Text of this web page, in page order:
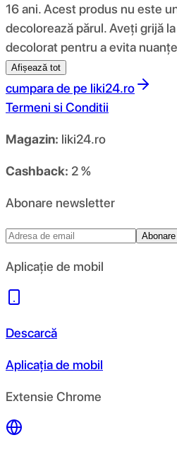
16 ani. Acest produs nu este
decolorează părul. Aveți grijă
decolorat pentru a evita
Afișează tot
cumpara de pe liki24.ro
Termeni si Conditii
Magazin: liki24.ro
Cashback: 2 %
Abonare newsletter
Abonare
Aplicație de mobil
Descarcă
Aplicația de mobil
Extensie Chrome